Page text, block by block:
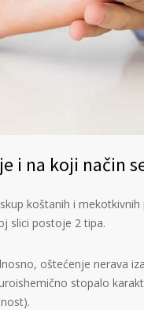
i na koji način
koštanih i
slici postoje 2 tipa.
oštećenje nerava
stopalo